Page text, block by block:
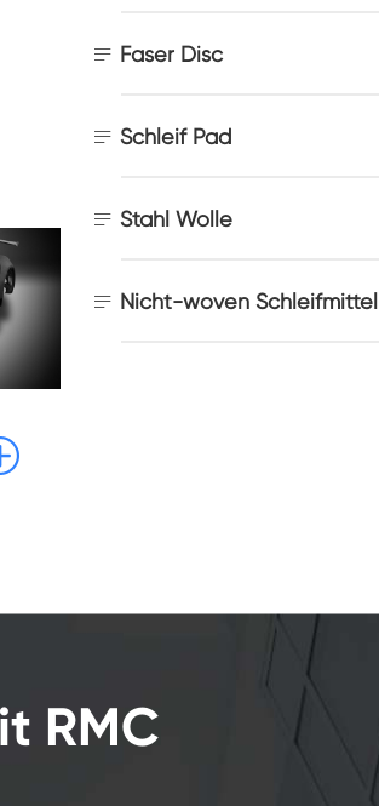
 Faser Disc
 Schleif Pad
 Stahl Wolle
 Nicht-woven Schleifmittel
RMC